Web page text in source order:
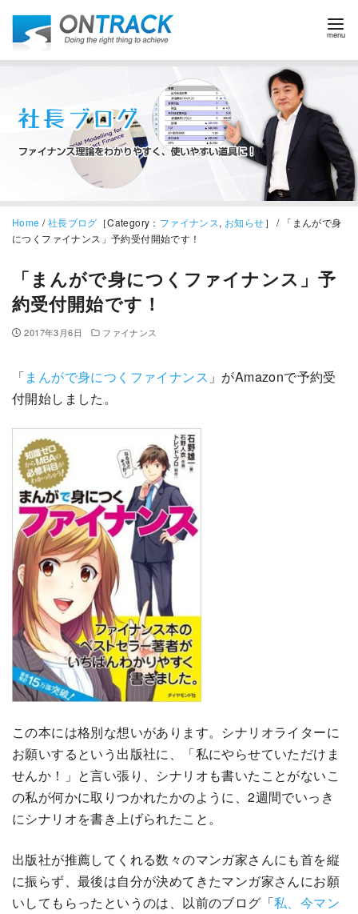
Home /社長ブログ ［Category： ファイナンス, お知らせ］ / 「まんがで身
につくファイナンス」予約受付開始です！
「まんがで身につくファイナンス」予
約受付開始です！
2017年3月6日 ファイナンス
「まんがで身につくファイナンス 」がAmazonで予約受
付開始しました。
この本には格別な想いがあります。シナリオライターに
お願いするという出版社に、「私にやらせていただけま
せんか！」と言い張り、シナリオも書いたことがないこ
の私が何かに取りつかれたかのように、2週間でいっき
にシナリオを書き上げられたこと。
出版社が推薦してくれる数々のマンガ家さんにも首を縦
に振らず、最後は自分が決めてきたマンガ家さんにお願
いしてもらったというのは、以前のブログ「私、今マン